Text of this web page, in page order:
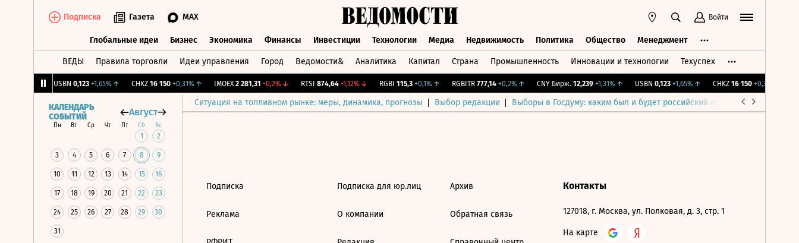
Подписка Газета MAX Войти
Глобальные идеи Бизнес Экономика Финансы Инвестиции Технологии Медиа Недвижимость Политика Общество Менеджмент
ВЕДЫ Правила торговли Идеи управления Город Ведомости& Аналитика Капитал Страна Промышленность Инновации и технологии Техуспех
USBN 0,123 +1,65%↑ CHKZ 16 150 +0,31%↑ IMOEX 2 281,31 -0,2%↓ RTSI 874,64 -1,12%↓ RGBI 115,3 +0,1%↑ RGBITR 777,14 +0,2%↑ CNY Бирж. 12,239 +1,31%↑ USBN 0,123 +1,65%↑ CHKZ 16 150 +0,31%
Ситуация на топливном рынке: меры, динамика, прогнозы Выбор редакции Выборы в Госдуму: каким был и будет российский парламент
КАЛЕНДАРЬ
СОБЫТИЙ
Август
Пн Вт Ср Чт Пт Сб Вс
1 2
3 4 5 6 7 8 9
10 11 12 13 14 15 16
17 18 19 20 21 22 23
24 25 26 27 28 29 30
31
Подписка
Реклама
Подписка для юр.лиц
О компании
Архив
Обратная связь
Контакты
127018, г. Москва, ул. Полковая, д. 3, стр. 1
На карте